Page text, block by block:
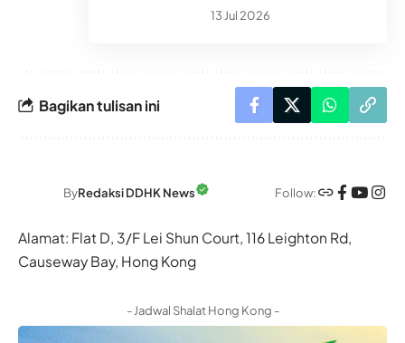
13 Jul 2026
Bagikan tulisan ini
ByRedaksi DDHK News Follow:
Alamat: Flat D, 3/F Lei Shun Court, 116 Leighton Rd,
Causeway Bay, Hong Kong
- Jadwal Shalat Hong Kong -